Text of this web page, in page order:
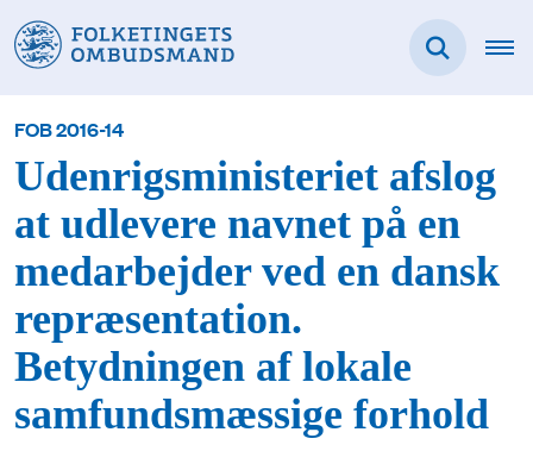
FOB 2016-14
Udenrigsministeriet afslog
at udlevere navnet på en
medarbejder ved en dansk
repræsentation.
Betydningen af lokale
samfundsmæssige forhold